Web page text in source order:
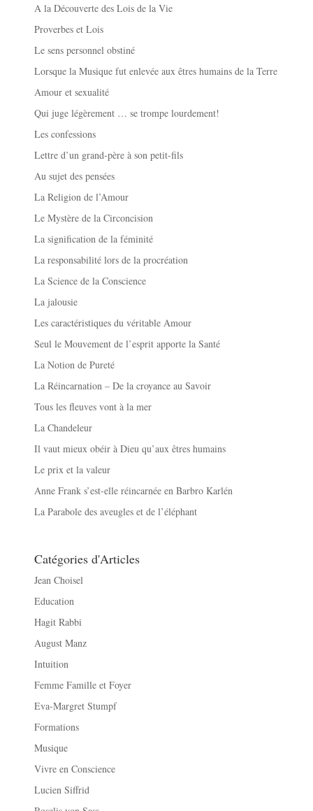
A la Découverte des Lois de la Vie
Proverbes et Lois
Le sens personnel obstiné
Lorsque la Musique fut enlevée aux êtres humains de la Terre
Amour et sexualité
Qui juge légèrement … se trompe lourdement!
Les confessions
Lettre d’un grand-père à son petit-fils
Au sujet des pensées
La Religion de l’Amour
Le Mystère de la Circoncision
La signification de la féminité
La responsabilité lors de la procréation
La Science de la Conscience
La jalousie
Les caractéristiques du véritable Amour
Seul le Mouvement de l’esprit apporte la Santé
La Notion de Pureté
La Réincarnation – De la croyance au Savoir
Tous les fleuves vont à la mer
La Chandeleur
Il vaut mieux obéir à Dieu qu’aux êtres humains
Le prix et la valeur
Anne Frank s’est-elle réincarnée en Barbro Karlén
La Parabole des aveugles et de l’éléphant
Catégories d'Articles
Jean Choisel
Education
Hagit Rabbi
August Manz
Intuition
Femme Famille et Foyer
Eva-Margret Stumpf
Formations
Musique
Vivre en Conscience
Lucien Siffrid